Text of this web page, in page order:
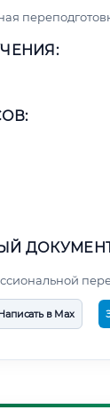
в Max